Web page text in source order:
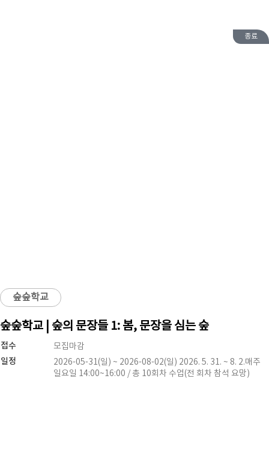
종료
숲숲학교
숲숲학교 | 숲의 문장들 1: 봄, 문장을 심는 숲
접수 모집마감
일정
2026-05-31(일) ~ 2026-08-02(일) 2026. 5. 31. ~ 8. 2.매주
일요일 14:00~16:00 / 총 10회차 수업(전 회차 참석 요망)